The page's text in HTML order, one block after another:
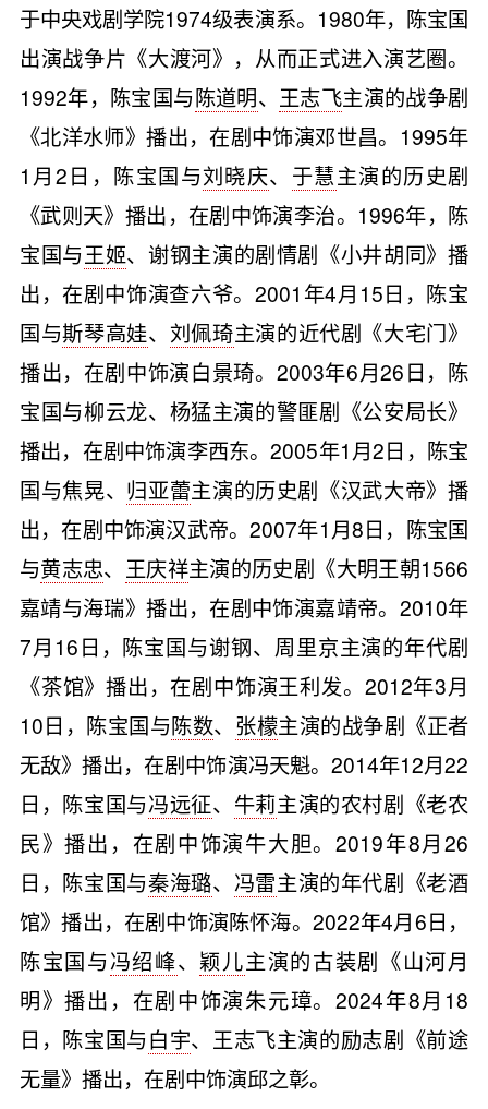
于中央戏剧学院1974级表演系。1980年，陈宝国
出演战争片《大渡河》，从而正式进入演艺圈。
1992年，陈宝国与陈道明、 王志飞主演的战争剧
《北洋水师》播出，在剧中饰演邓世昌。1995年
1月2日，陈宝国与刘晓庆、 于慧主演的历史剧
《武则天》播出，在剧中饰演李治。1996年，陈
宝国与王姬、谢钢主演的剧情剧《小井胡同》播
出，在剧中饰演查六爷。2001年4月15日，陈宝
国与斯琴高娃、 刘佩琦主演的近代剧《大宅门》
播出，在剧中饰演白景琦。2003年6月26日，陈
宝国与柳云龙、杨猛主演的警匪剧《公安局长》
播出，在剧中饰演李西东。2005年1月2日，陈宝
国与焦晃、 归亚蕾主演的历史剧《汉武大帝》播
出，在剧中饰演汉武帝。2007年1月8日，陈宝国
与黄志忠、 王庆祥主演的历史剧《大明王朝1566
嘉靖与海瑞》播出，在剧中饰演嘉靖帝。2010年
7月16日，陈宝国与谢钢、周里京主演的年代剧
《茶馆》播出，在剧中饰演王利发。2012年3月
10日，陈宝国与陈数、 张檬主演的战争剧《正者
无敌》播出，在剧中饰演冯天魁。2014年12月22
日，陈宝国与冯远征、 牛莉主演的农村剧《老农
民》播出，在剧中饰演牛大胆。2019年8月26
日，陈宝国与秦海璐、 冯雷主演的年代剧《老酒
馆》播出，在剧中饰演陈怀海。2022年4月6日，
陈宝国与冯绍峰、 颖儿主演的古装剧《山河月
明》播出，在剧中饰演朱元璋。2024年8月18
日，陈宝国与白宇、王志飞主演的励志剧《前途
无量》播出，在剧中饰演邱之彰。